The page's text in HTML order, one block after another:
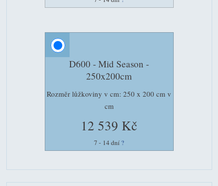
D600 - Mid Season -
250x200cm
Rozměr lůžkoviny v cm: 250 x 200 cm v
cm
12 539 Kč
7 - 14 dní ?